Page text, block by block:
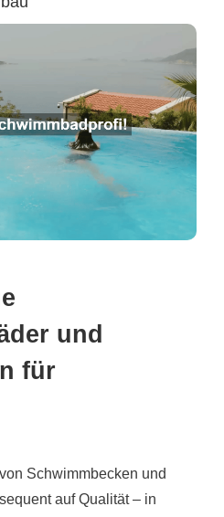
und
für
Schwimmbecken und
auf Qualität – in